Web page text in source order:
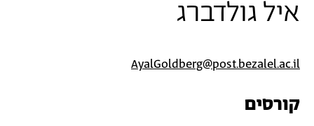
איל גולדברג
AyalGoldberg@post.bezalel.ac.il
קורסים